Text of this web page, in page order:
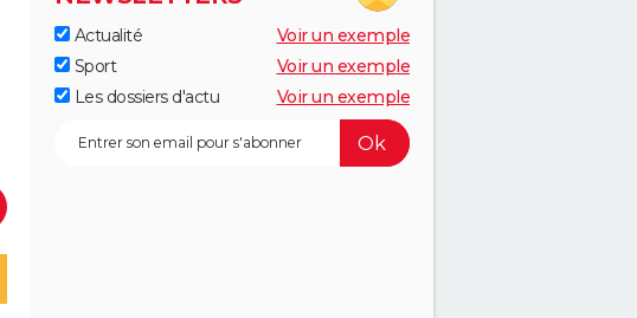
Actualité
Voir un exemple
Sport
Voir un exemple
Les dossiers d'actu
Voir un exemple